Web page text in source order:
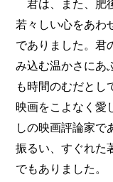
君は、また、肥
若々しい心をあわ
でありました。君
み込む温かさにあ
も時間のむだとし
映画をこよなく愛
しの映画評論家で
振るい、すぐれた
でもありました。